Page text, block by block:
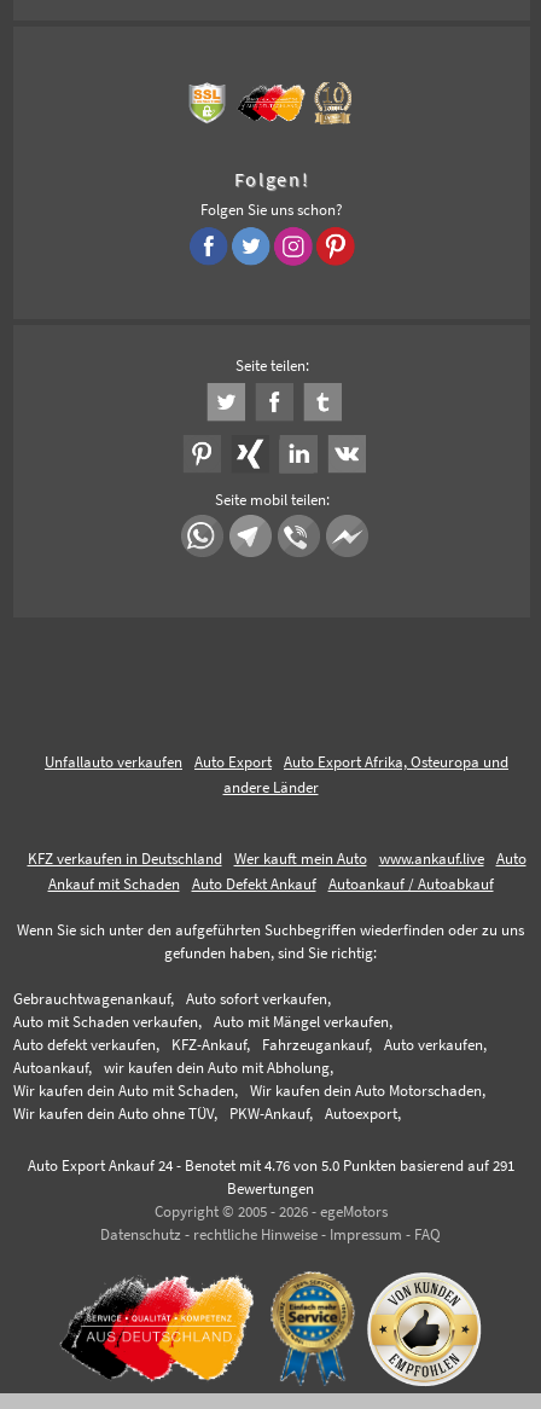
Folgen!
Folgen Sie uns schon?
Seite teilen:
Seite mobil teilen:
Unfallauto verkaufen Auto Export
Auto Export Afrika, Osteuropa und
andere Länder
KFZ verkaufen in Deutschland Wer kauft mein Auto www.ankauf.live
Auto
Ankauf mit Schaden
Auto Defekt Ankauf Autoankauf / Autoabkauf
Wenn Sie sich unter den aufgeführten Suchbegriffen wiederfinden oder zu uns
gefunden haben, sind Sie richtig:
Gebrauchtwagenankauf,
Auto sofort verkaufen,
Auto mit Schaden verkaufen,
Auto mit Mängel verkaufen,
Auto defekt verkaufen,
KFZ-Ankauf, Fahrzeugankauf,
Auto verkaufen,
Autoankauf,
wir kaufen dein Auto mit Abholung,
Wir kaufen dein Auto mit Schaden,
Wir kaufen dein Auto Motorschaden,
Wir kaufen dein Auto ohne TÜV,
PKW-Ankauf, Autoexport,
Auto Export Ankauf 24- Benotet mit 4.76von 5.0 Punkten basierend auf 291
Bewertungen
Copyright © 2005 - 2026 - egeMotors
Datenschutz - rechtliche Hinweise - Impressum - FAQ